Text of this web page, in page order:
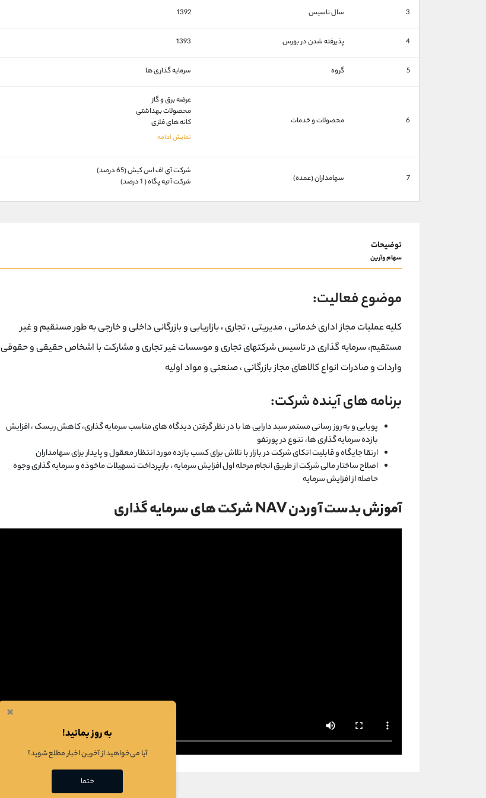
3 سال تاسیس 1392
4 پذیرفته شدن در بورس 1393
5 گروه سرمایه گذاری ها
6 محصولات و خدمات
عرضه برق و گاز
محصولات بهداشتی
کانه های فلزی
7 سهامداران (عمده)
شركت آي اف اس كيش (65 درصد)
شركت آتيه پگاه ( 1 درصد)
توضیحات
سهام وآرین
موضوع فعالیت:
کلیه عملیات مجاز اداری خدماتی ، مدیریتی ، تجاری ، بازاریابی و بازرگانی داخلی و خارجی به طور مستقیم و غیر
مستقیم، سرمایه گذاری در تاسیس شرکتهای تجاری و موسسات غیر تجاری و مشارکت با اشخاص حقیقی و حقوقی
واردات و صادرات انواع کالاهای مجاز بازرگانی ، صنعتی و مواد اولیه
برنامه های آینده شرکت:
پویایی و به روز رسانی مستمر سبد دارایی ها با در نظر گرفتن دیدگاه های مناسب سرمایه گذاری، کاهش ریسک ، افزایش
بازده سرمایه گذاری ها، تنوع در پورتفو
ارتقا جایگاه و قابلیت اتکای شرکت در بازار با تلاش برای کسب بازده مورد انتظار معقول و پایدار برای سهامداران
اصلاح ساختار مالی شرکت از طریق انجام مرحله اول افزایش سرمایه ، بازپرداخت تسهیلات ماخوذه و سرمایه گذاری وجوه
حاصله از افزایش سرمایه
آموزش بدست آوردن NAV شرکت های سرمایه گذاری
×
به روز بمانید!
آیا می‌خواهید از آخرین اخبار مطلع شوید؟
حتما